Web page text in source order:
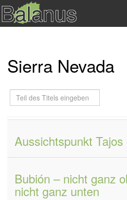
Sierra Nevada
Teil
des
Aussichtspunkt Tajos
Bubión – nicht ganz
nicht ganz unten